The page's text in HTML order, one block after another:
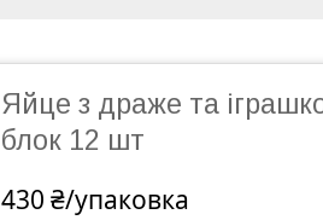
Яйце з драже та
блок 12 шт
430 ₴/упаковка